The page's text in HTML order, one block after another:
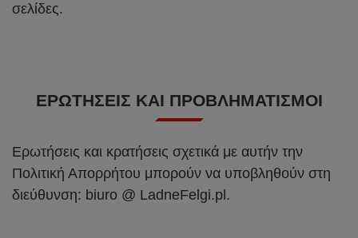
σελίδες.
ΕΡΩΤΉΣΕΙΣ ΚΑΙ ΠΡΟΒΛΗΜΑΤΙΣΜΟΊ
Ερωτήσεις και κρατήσεις σχετικά με αυτήν την
Πολιτική Απορρήτου μπορούν να υποβληθούν στη
διεύθυνση: biuro @ LadneFelgi.pl.